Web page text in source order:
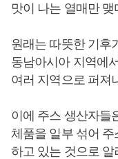
맛이 나는 열매만
원래는 따뜻한 기후
동남아시아 지역에
여러 지역으로 퍼져
이에 주스 생산자들
체품을 일부 섞어
하고 있는 것으로 알